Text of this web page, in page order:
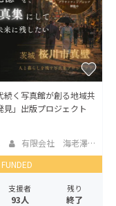
続く写真館が創る地域共
見」出版プロジェクト
有限会社 海老澤写真館
FUNDED
支援者
93人
残り
終了